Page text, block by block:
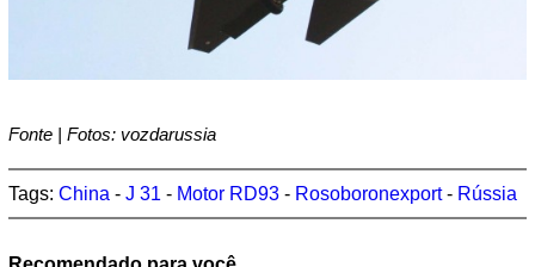
Fonte | Fotos: vozdarussia
Tags: China - J 31 - Motor RD93 - Rosoboronexport- Rússia